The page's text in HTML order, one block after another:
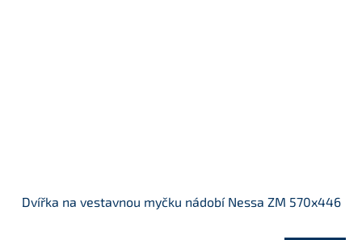
Dvířka na vestavnou myčku nádobí Nessa ZM 570x446